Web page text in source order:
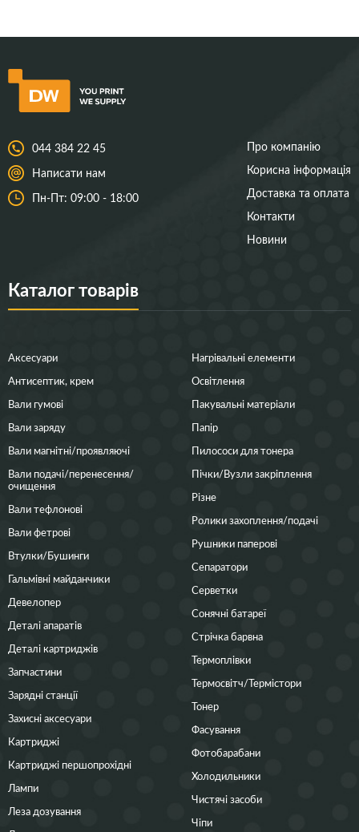
044 384 22 45
Написати нам
Пн-Пт: 09:00 - 18:00
Про компанію
Корисна інформація
Доставка та оплата
Контакти
Новини
Каталог товарів
Аксесуари
Антисептик, крем
Вали гумові
Вали заряду
Вали магнітні/проявляючі
Вали подачі/перенесення/
очищення
Вали тефлонові
Вали фетрові
Втулки/Бушинги
Гальмівні майданчики
Девелопер
Деталі апаратів
Деталі картриджів
Запчастини
Зарядні станції
Захисні аксесуари
Картриджі
Картриджі першопрохідні
Лампи
Леза дозування
Нагрівальні елементи
Освітлення
Пакувальні матеріали
Папір
Пилососи для тонера
Пічки/Вузли закріплення
Різне
Ролики захоплення/подачі
Рушники паперові
Сепаратори
Серветки
Сонячні батареї
Стрічка барвна
Термоплівки
Термосвітч/Термістори
Тонер
Фасування
Фотобарабани
Холодильники
Чистячі засоби
Чіпи